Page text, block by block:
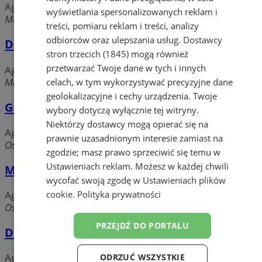
Agencje reklamowe, PR
Moniuszki, 44-240 Żory
DOTIKA CRAFT - Grawerowanie Laserem
Agencje reklamowe, PR
Młyńska, 44-240 Żory
Gryfny Design
Agencje reklamowe, PR
Osiedle Księcia Władysława, 44-240 Żory
Mediaconsult
Agencje reklamowe, PR
Os. Ks. Władysława, 44-240 Żory
Daily Media Karol Filipiak
Agencje reklamowe, PR
wyświetlania spersonalizowanych reklam i
treści, pomiaru reklam i treści, analizy
odbiorców oraz ulepszania usług. Dostawcy
stron trzecich (1845) mogą również
przetwarzać Twoje dane w tych i innych
celach, w tym wykorzystywać precyzyjne dane
geolokalizacyjne i cechy urządzenia. Twoje
wybory dotyczą wyłącznie tej witryny.
Niektórzy dostawcy mogą opierać się na
prawnie uzasadnionym interesie zamiast na
zgodzie; masz prawo sprzeciwić się temu w
Ustawieniach reklam. Możesz w każdej chwili
wycofać swoją zgodę w Ustawieniach plików
cookie. Polityka prywatności
PRZEJDŹ DO PORTALU
ODRZUĆ WSZYSTKIE